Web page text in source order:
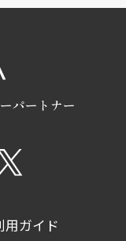
パートナー
用ガイド